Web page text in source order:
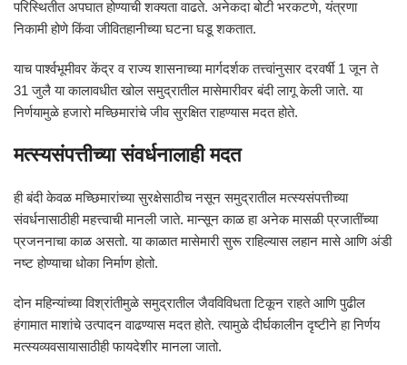
परिस्थितीत अपघात होण्याची शक्यता वाढते. अनेकदा बोटी भरकटणे, यंत्रणा
निकामी होणे किंवा जीवितहानीच्या घटना घडू शकतात.
याच पार्श्वभूमीवर केंद्र व राज्य शासनाच्या मार्गदर्शक तत्त्वांनुसार दरवर्षी 1 जून ते
31 जुलै या कालावधीत खोल समुद्रातील मासेमारीवर बंदी लागू केली जाते. या
निर्णयामुळे हजारो मच्छिमारांचे जीव सुरक्षित राहण्यास मदत होते.
मत्स्यसंपत्तीच्या संवर्धनालाही मदत
ही बंदी केवळ मच्छिमारांच्या सुरक्षेसाठीच नसून समुद्रातील मत्स्यसंपत्तीच्या
संवर्धनासाठीही महत्त्वाची मानली जाते. मान्सून काळ हा अनेक मासळी प्रजातींच्या
प्रजननाचा काळ असतो. या काळात मासेमारी सुरू राहिल्यास लहान मासे आणि अंडी
नष्ट होण्याचा धोका निर्माण होतो.
दोन महिन्यांच्या विश्रांतीमुळे समुद्रातील जैवविविधता टिकून राहते आणि पुढील
हंगामात माशांचे उत्पादन वाढण्यास मदत होते. त्यामुळे दीर्घकालीन दृष्टीने हा निर्णय
मत्स्यव्यवसायासाठीही फायदेशीर मानला जातो.